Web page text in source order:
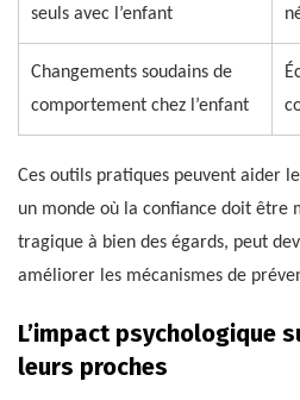
seuls avec l’enfant
Changements soudains de
comportement chez l’enfant
Ces outils pratiques peuvent aider
un monde où la confiance doit être
tragique à bien des égards, peut
améliorer les mécanismes de
L’impact psychologique
leurs proches